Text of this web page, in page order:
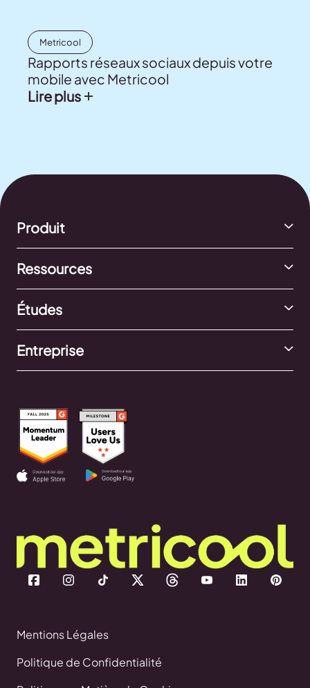
Metricool
Rapports réseaux sociaux depuis votre
mobile avec Metricool
Lire plus
Produit
Ressources
Études
Entreprise
Mentions Légales
Politique de Confidentialité